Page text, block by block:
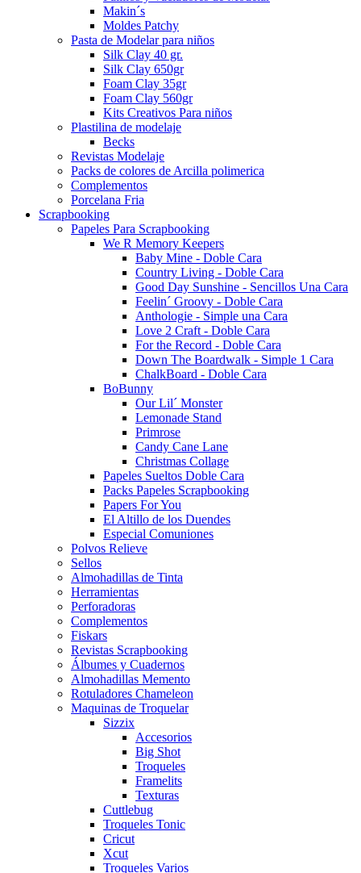
Makin´s
Moldes Patchy
Pasta de Modelar para niños
Silk Clay 40 gr.
Silk Clay 650gr
Foam Clay 35gr
Foam Clay 560gr
Kits Creativos Para niños
Plastilina de modelaje
Becks
Revistas Modelaje
Packs de colores de Arcilla polimerica
Complementos
Porcelana Fria
Scrapbooking
Papeles Para Scrapbooking
We R Memory Keepers
Baby Mine - Doble Cara
Country Living - Doble Cara
Good Day Sunshine - Sencillos Una Cara
Feelin´ Groovy - Doble Cara
Anthologie - Simple una Cara
Love 2 Craft - Doble Cara
For the Record - Doble Cara
Down The Boardwalk - Simple 1 Cara
ChalkBoard - Doble Cara
BoBunny
Our Lil´ Monster
Lemonade Stand
Primrose
Candy Cane Lane
Christmas Collage
Papeles Sueltos Doble Cara
Packs Papeles Scrapbooking
Papers For You
El Altillo de los Duendes
Especial Comuniones
Polvos Relieve
Sellos
Almohadillas de Tinta
Herramientas
Perforadoras
Complementos
Fiskars
Revistas Scrapbooking
Álbumes y Cuadernos
Almohadillas Memento
Rotuladores Chameleon
Maquinas de Troquelar
Sizzix
Accesorios
Big Shot
Troqueles
Framelits
Texturas
Cuttlebug
Troqueles Tonic
Cricut
Xcut
Troqueles Varios